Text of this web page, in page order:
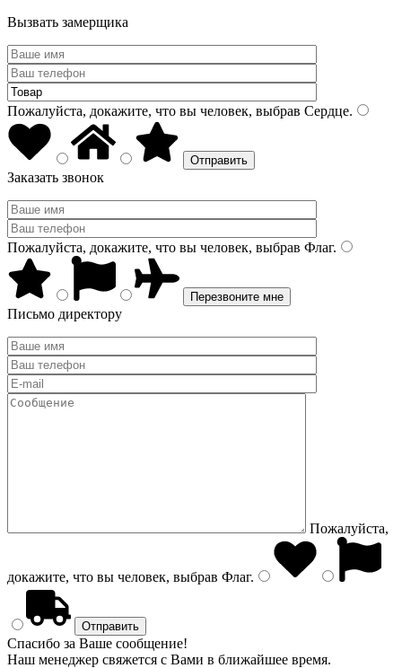
Вызвать замерщика
Пожалуйста, докажите, что вы человек, выбрав Сердце.
Заказать звонок
Пожалуйста, докажите, что вы человек, выбрав Флаг.
Письмо директору
Пожалуйста,
докажите, что вы человек, выбрав Флаг.
Спасибо за Ваше сообщение!
Наш менеджер свяжется с Вами в ближайшее время.